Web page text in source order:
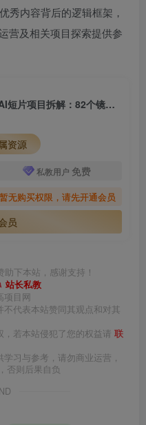
秀内容背后的逻辑框架，
营及相关项目探索提供参
【2026.05.31】《丧尸清道夫》AI短片项目拆解：82个镜头打造电影感，原子朋克风格创作与变现思路研究
资源
私教用户 免费
无购买权限，请先开通会员
员
助下本站，感谢支持！
站长私教
项目网
代表本站赞同其观点和对其
若本站侵犯了您的权益请 联
习与参考，请勿商业运营，
否则后果自负